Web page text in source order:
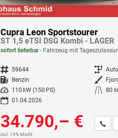
Cupra Leon Sportstourer
ST 1,5 eTSI DSG Kombi - LAGER
sofort lieferbar Fahrzeug mit
Fahrzeugnr. 59644 Getriebe
Kraftstoff Benzin Außenfarbe
Leistung
110 kW (150 PS) Kilometerstand 80
01.04.2026
34.790,– €
incl. 19% MwSt.
Wir